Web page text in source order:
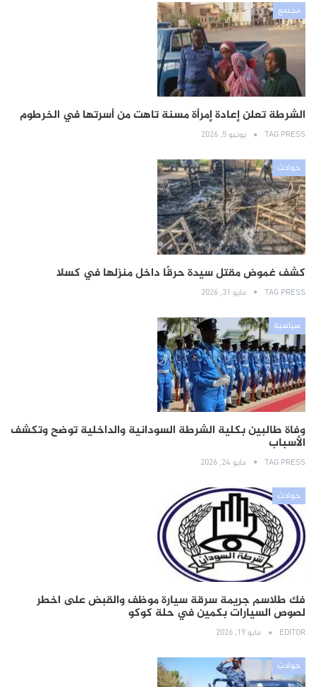
مجتمع
الشرطة تعلن إعادة إمرأة مسنة تاهت من أسرتها في الخرطوم
TAG PRESS يونيو 5, 2026
حوادث
كشف غموض مقتل سيدة حرقًا داخل منزلها في كسلا
TAG PRESS مايو 31, 2026
سياسية
وفاة طالبين بكلية الشرطة السودانية والداخلية توضح وتكشف
الأسباب
TAG PRESS مايو 24, 2026
حوادث
فك طلاسم جريمة سرقة سيارة موظف والقبض على اخطر
لصوص السيارات بكمين في حلة كوكو
EDITOR مايو 19, 2026
حوادث